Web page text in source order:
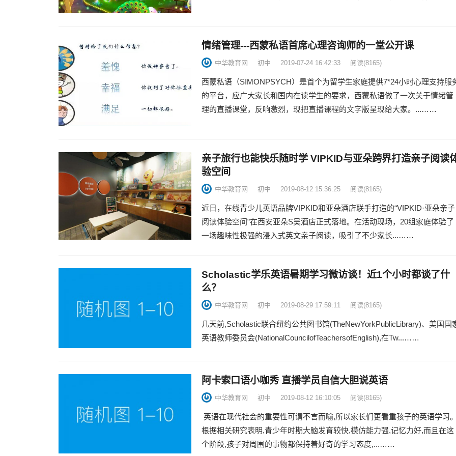
情绪管理---西蒙私语首席心理咨询师的一堂公开课
中华教育网 初中 2019-07-24 16:42:33 阅读(8165)
西蒙私语（SIMONPSYCH）是首个为留学生家庭提供7*24小时心理支持服
的平台，应广大家长和国内在读学生的要求，西蒙私语做了一次关于情绪管
理的直播课堂，反响激烈，现把直播课程的文字版呈现给大家。...……
亲子旅行也能快乐随时学 VIPKID与亚朵跨界打造亲子阅读
验空间
中华教育网 初中 2019-08-12 15:36:25 阅读(8165)
近日，在线青少儿英语品牌VIPKID和亚朵酒店联手打造的“VIPKID·亚朵亲子
阅读体验空间”在西安亚朵S吴酒店正式落地。在活动现场，20组家庭体验了
一场趣味性极强的浸入式英文亲子阅读，吸引了不少家长...……
Scholastic学乐英语暑期学习微访谈！近1个小时都谈了什
么？
中华教育网 初中 2019-08-29 17:59:11 阅读(8165)
几天前,Scholastic联合纽约公共图书馆(TheNewYorkPublicLibrary)、美国国
英语教师委员会(NationalCouncilofTeachersofEnglish),在Tw...……
阿卡索口语小咖秀 直播学员自信大胆说英语
中华教育网 初中 2019-08-12 16:10:05 阅读(8165)
英语在现代社会的重要性可谓不言而喻,所以家长们更看重孩子的英语学习
根据相关研究表明,青少年时期大脑发育较快,模仿能力强,记忆力好,而且在这
个阶段,孩子对周围的事物都保持着好奇的学习态度,...……